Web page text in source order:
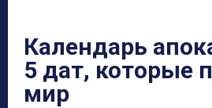
Календарь
5 дат, которые
мир